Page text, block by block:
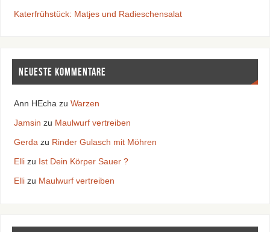
Katerfrühstück: Matjes und Radieschensalat
Neueste Kommentare
Ann HEcha zu Warzen
Jamsin zu Maulwurf vertreiben
Gerda zu Rinder Gulasch mit Möhren
Ellizu Ist Dein Körper Sauer ?
Ellizu Maulwurf vertreiben